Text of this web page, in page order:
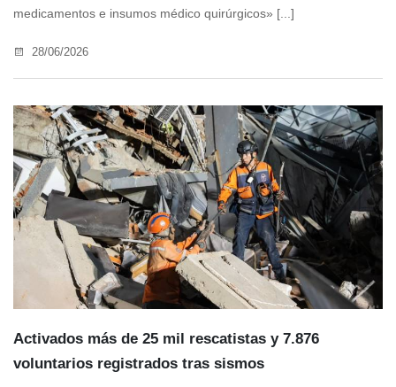
medicamentos e insumos médico quirúrgicos» [...]
28/06/2026
Activados más de 25 mil rescatistas y 7.876
voluntarios registrados tras sismos